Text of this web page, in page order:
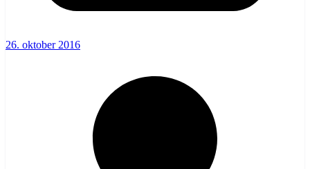
26. oktober 2016